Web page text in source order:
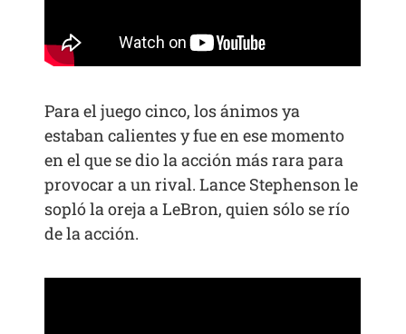
Para el juego cinco, los ánimos ya
estaban calientes y fue en ese momento
en el que se dio la acción más rara para
provocar a un rival. Lance Stephenson le
sopló la oreja a LeBron, quien sólo se río
de la acción.